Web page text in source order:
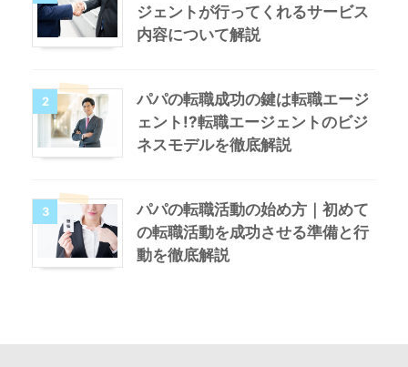
ジェントが行ってくれるサービス
内容について解説
2
パパの転職成功の鍵は転職エージ
ェント!?転職エージェントのビジ
ネスモデルを徹底解説
3
パパの転職活動の始め方｜初めて
の転職活動を成功させる準備と行
動を徹底解説